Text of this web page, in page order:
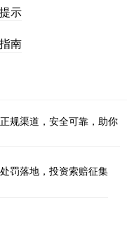
示
南
规渠道，安全可靠，助你
罚落地，投资索赔征集